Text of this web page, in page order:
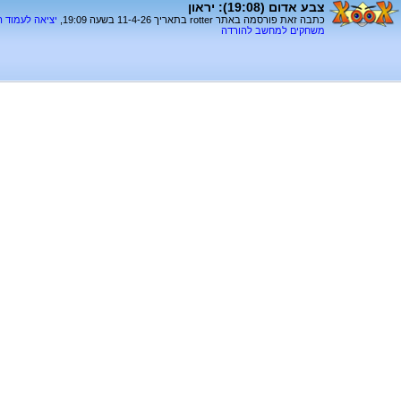
צבע אדום (19:08): יראון
כתבה זאת פורסמה באתר rotter בתאריך 11-4-26 בשעה 19:09, יציאה
משחקים למחשב להורדה